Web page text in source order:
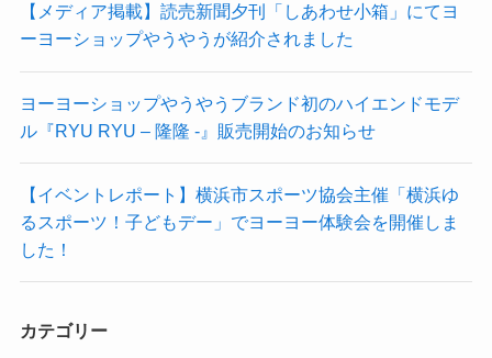
【メディア掲載】読売新聞夕刊「しあわせ小箱」にてヨ
ーヨーショップやうやうが紹介されました
ヨーヨーショップやうやうブランド初のハイエンドモデ
ル『RYU RYU – 隆隆 -』販売開始のお知らせ
【イベントレポート】横浜市スポーツ協会主催「横浜ゆ
るスポーツ！子どもデー」でヨーヨー体験会を開催しま
した！
カテゴリー